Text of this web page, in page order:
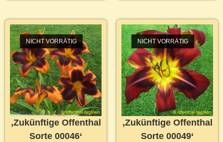
NICHT VORRÄTIG
‚Zukünftige Offenthal
Sorte 00046‘
NICHT VORRÄTIG
‚Zukünftige Offenthal
Sorte 00049‘